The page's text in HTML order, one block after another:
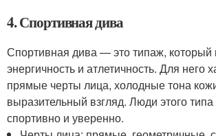
4. Спортивная дива
Спортивная дива — это типаж, который
энергичность и атлетичность. Для него
прямые черты лица, холодные тона
выразительный взгляд. Люди этого
спортивно и уверенно.